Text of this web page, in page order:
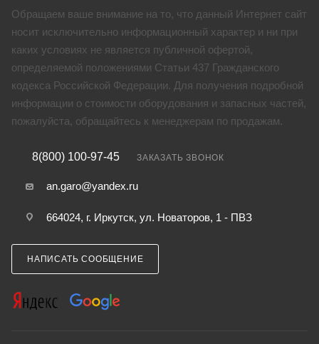
Обращаем ваше внимание на то, что данный Интернет сайт
носит исключительно информационный характер и ни при
каких условиях не является публичной офертой,
определяемой положениями Статьи 437 Гражданского
кодекса Российской Федерации. Для получения подробной
информации о стоимости оборудования и запасных частей,
пожалуйста, обращайтесь к менеджерам по продажам.
8(800) 100-97-45 ЗАКАЗАТЬ ЗВОНОК
an.garo@yandex.ru
664024, г. Иркутск, ул. Новаторов, 1 - ПВЗ
НАПИСАТЬ СООБЩЕНИЕ